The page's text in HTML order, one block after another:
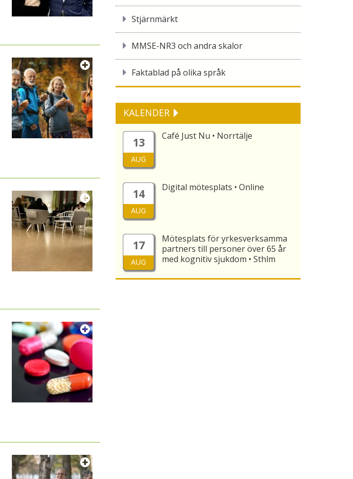
Stjärnmärkt
MMSE-NR3 och andra skalor
Faktablad på olika språk
KALENDER
13
AUG
Café Just Nu • Norrtälje
14
AUG
Digital mötesplats • Online
17
AUG
Mötesplats för yrkesverksamma
partners till personer över 65 år
med kognitiv sjukdom • Sthlm